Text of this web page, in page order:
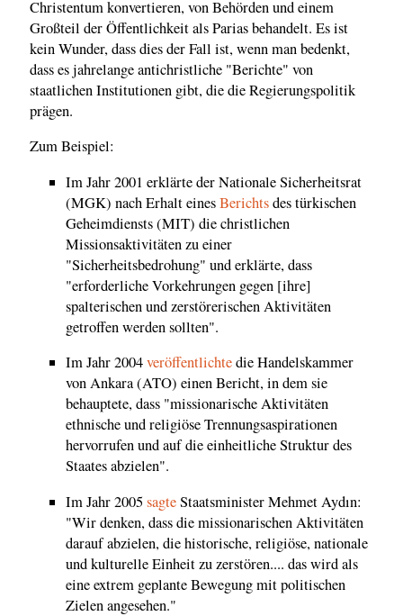
Christentum konvertieren, von Behörden und einem
Großteil der Öffentlichkeit als Parias behandelt. Es ist
kein Wunder, dass dies der Fall ist, wenn man bedenkt,
dass es jahrelange antichristliche "Berichte" von
staatlichen Institutionen gibt, die die Regierungspolitik
prägen.
Zum Beispiel:
Im Jahr 2001 erklärte der Nationale Sicherheitsrat
(MGK) nach Erhalt einesBerichtsdes türkischen
Geheimdiensts (MIT) die christlichen
Missionsaktivitäten zu einer
"Sicherheitsbedrohung" und erklärte, dass
"erforderliche Vorkehrungen gegen [ihre]
spalterischen und zerstörerischen Aktivitäten
getroffen werden sollten".
Im Jahr 2004veröffentlichtedie Handelskammer
von Ankara (ATO) einen Bericht, in dem sie
behauptete, dass "missionarische Aktivitäten
ethnische und religiöse Trennungsaspirationen
hervorrufen und auf die einheitliche Struktur des
Staates abzielen".
Im Jahr 2005sagteStaatsminister Mehmet Aydın:
"Wir denken, dass die missionarischen Aktivitäten
darauf abzielen, die historische, religiöse, nationale
und kulturelle Einheit zu zerstören.... das wird als
eine extrem geplante Bewegung mit politischen
Zielen angesehen."